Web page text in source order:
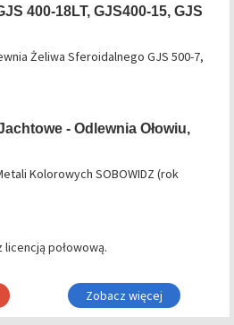
400-18LT, GJS400-15, GJS
Żeliwa Sferoidalnego GJS 500-7,
- Odlewnia Ołowiu,
Kolorowych SOBOWIDZ (rok
licencją połowową.
Zobacz więcej